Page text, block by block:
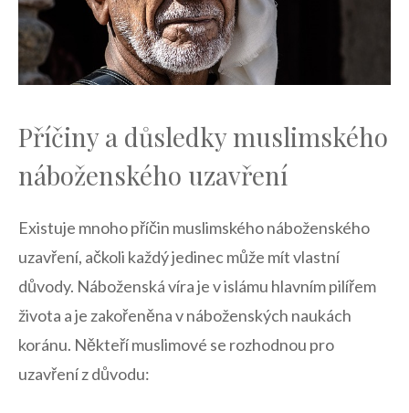
Příčiny a důsledky‌ muslimského
náboženského ‌uzavření
Existuje​ mnoho příčin muslimského ⁣náboženského
uzavření, ačkoli každý jedinec ⁤může ​mít vlastní
důvody. Náboženská víra je v islámu hlavním pilířem
života a je zakořeněna v náboženských naukách
⁤koránu. Někteří ⁢muslimové​ se rozhodnou pro
uzavření z ​důvodu: